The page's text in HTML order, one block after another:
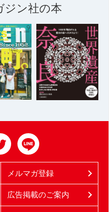
ジン社の本
メルマガ登録
広告掲載のご案内